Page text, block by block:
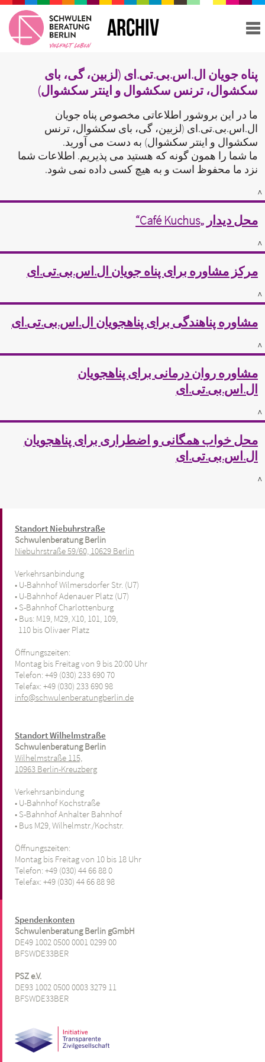
ARCHIV
پناه جویان ال.اس.بی.تی.ای (لزبین، گی، بای
سکشوال، ترنس سکشوال و اینتر سکشوال)
ما در این بروشور اطلاعاتی مخصوص پناه جویان
ال.اس.بی.تی.ای (لزبین، گی، بای سکشوال، ترنس
سکشوال و اینتر سکشوال) به دست می آورید.
ما شما را همون گونه که هستید می پذیریم. اطلاعات شما
نزد ما محفوظ است و به هیچ کسی داده نمی شود.
^
محل دیدار „Café Kuchus“
^
مرکز مشاوره برای پناه جویان ال.اس.بی.تی.ای
^
مشاوره پناهندگی برای پناهجویان ال.اس.بی.تی.ای
^
مشاوره روان درمانی برای پناهجویان
ال.اس.بی.تی.ای
^
محل خواب همگانی و اضطراری برای پناهجویان
ال.اس.بی.تی.ای
^
Standort Niebuhrstraße
Schwulenberatung Berlin
Niebuhrstraße 59/60, 10629 Berlin
Verkehrsanbindung
• U-Bahnhof Wilmersdorfer Str. (U7)
• U-Bahnhof Adenauer Platz (U7)
• S-Bahnhof Charlottenburg
• Bus: M19, M29, X10, 101, 109,
110 bis Olivaer Platz
Öffnungszeiten:
Montag bis Freitag von 9 bis 20:00 Uhr
Telefon: +49 (030) 233 690 70
Telefax: +49 (030) 233 690 98
info@schwulenberatungberlin.de
Standort Wilhelmstraße
Schwulenberatung Berlin
Wilhelmstraße 115,
10963 Berlin-Kreuzberg
Verkehrsanbindung
• U-Bahnhof Kochstraße
• S-Bahnhof Anhalter Bahnhof
• Bus M29, Wilhelmstr./Kochstr.
Öffnungszeiten:
Montag bis Freitag von 10 bis 18 Uhr
Telefon: +49 (030) 44 66 88 0
Telefax: +49 (030) 44 66 88 98
Spendenkonten
Schwulenberatung Berlin gGmbH
DE49 1002 0500 0001 0299 00
BFSWDE33BER
PSZ e.V.
DE93 1002 0500 0003 3279 11
BFSWDE33BER